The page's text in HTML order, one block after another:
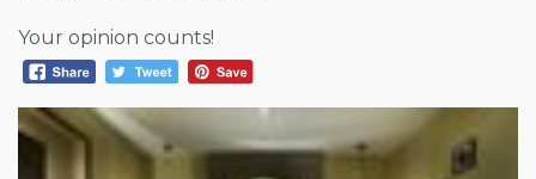
Your opinion counts!